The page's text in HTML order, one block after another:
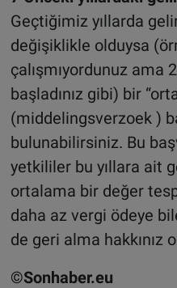
Geçtiğimiz yıllarda
değişiklikle olduysa
çalışmıyordunuz ama
başladınız gibi) bir
(middelingsverzoek )
bulunabilirsiniz. Bu
yetkililer bu yıllara ait
ortalama bir değer
daha az vergi ödeye
de geri alma hakkınız
©Sonhaber.eu